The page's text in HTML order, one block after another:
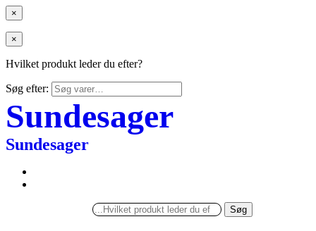
×
×
Hvilket produkt leder du efter?
Søg efter:
Sundesager
Sundesager
Søg